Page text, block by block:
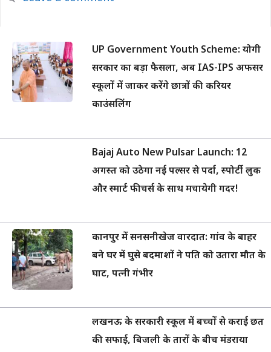
UP Government Youth Scheme: योगी
सरकार का बड़ा फैसला, अब IAS-IPS अफसर
स्कूलों में जाकर करेंगे छात्रों की करियर
काउंसलिंग
Bajaj Auto New Pulsar Launch: 12
अगस्त को उठेगा नई पल्सर से पर्दा, स्पोर्टी लुक
और स्मार्ट फीचर्स के साथ मचायेगी गदर!
कानपुर में सनसनीखेज वारदात: गांव के बाहर
बने घर में घुसे बदमाशों ने पति को उतारा मौत के
घाट, पत्नी गंभीर
लखनऊ के सरकारी स्कूल में बच्चों से कराई छत
की सफाई, बिजली के तारों के बीच मंडराया